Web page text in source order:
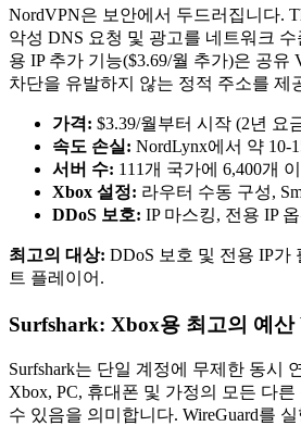
NordVPN은 보안에서 두드러집니다.
악성 DNS 요청 및 광고를 네트워크
용 IP 추가 기능($3.69/월 추가)은 공유
차단을 유발하지 않는 정적 주소를 제
가격: $3.39/월부터 시작 (2년 요
속도 손실: NordLynx에서 약 10-
서버 수: 111개 국가에 6,400개
Xbox 설정: 라우터 수동 구성,
DDoS 보호: IP 마스킹, 전용 IP
최고의 대상: DDoS 보호 및 전용 IP가
트 플레이어.
Surfshark: Xbox용 최고의 예산
Surfshark는 단일 계정에 무제한 동시
Xbox, PC, 휴대폰 및 가정의 모든 다
수 있음을 의미합니다. WireGuard를